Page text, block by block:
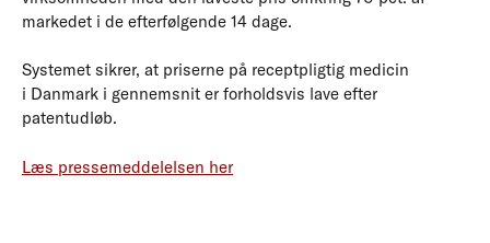
markedet i de efterfølgende 14 dage.
Systemet sikrer, at priserne på receptpligtig medicin
i Danmark i gennemsnit er forholdsvis lave efter
patentudløb.
Læs pressemeddelelsen her